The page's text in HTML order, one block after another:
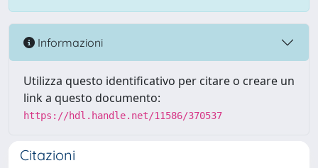
Informazioni
Utilizza questo identificativo per citare o creare un
link a questo documento:
https://hdl.handle.net/11586/370537
Citazioni